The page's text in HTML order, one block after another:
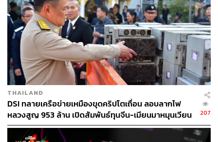
THAILAND
DSI ทลายเครือข่ายเหมืองขุดคริปโตเถื่อน ลอบลากไฟ
หลวงสูญ 953 ล้าน เปิดสัมพันธ์ทุนจีน-เมียนมาหมุนเวียน
หมื่นล้าน
207